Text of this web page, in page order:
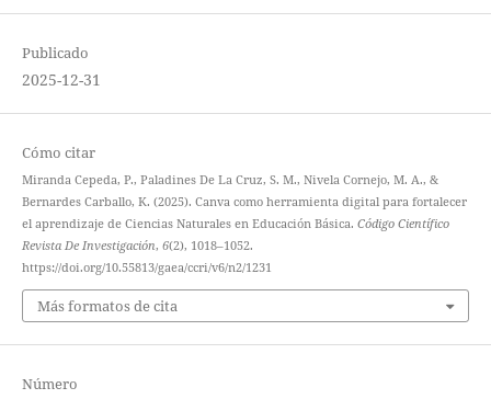
Publicado
2025-12-31
Cómo citar
Miranda Cepeda, P., Paladines De La Cruz, S. M., Nivela Cornejo, M. A., &
Bernardes Carballo, K. (2025). Canva como herramienta digital para fortalecer
el aprendizaje de Ciencias Naturales en Educación Básica. Código Científico
Revista De Investigación, 6(2), 1018–1052.
https://doi.org/10.55813/gaea/ccri/v6/n2/1231
Más formatos de cita
Número